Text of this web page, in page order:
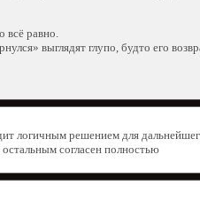
всё равно.
выглядят глупо, будто его
логичным решением для
согласен полностью